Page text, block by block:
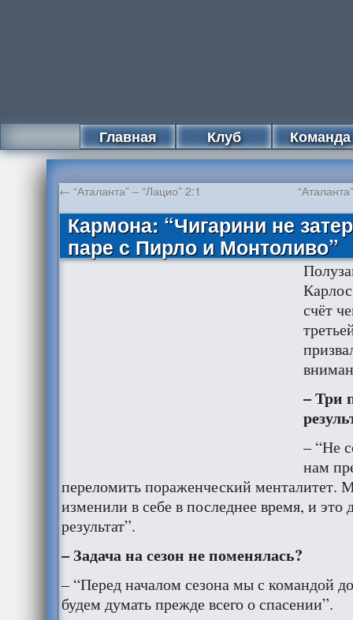
Главная Клуб Команда
← “Аталанта” – “Лацио” 2:1
Кармона: “Чигарини не
паре с Пирло и Монтоливо”
счёт
– Три
– “Не
нам
переломить пораженческий менталитет.
изменили в себе в последнее время, и это
результат”.
– Задача на сезон не поменялась?
– “Перед началом сезона мы с командой
будем думать прежде всего о спасении”.